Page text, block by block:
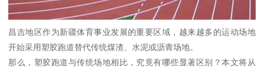
昌吉地区作为新疆体育事业发展的重要区域，越来越多的运动场地
开始采用塑胶跑道替代传统煤渣、水泥或沥青场地。
那么，塑胶跑道与传统场地相比，究竟有哪些显著区别？本文将从